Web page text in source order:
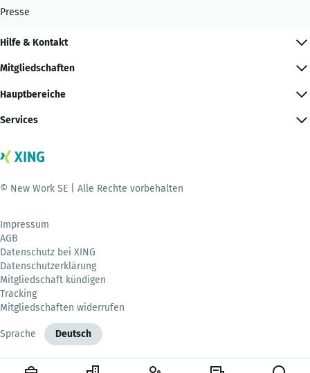
Presse
Hilfe & Kontakt
Mitgliedschaften
Hauptbereiche
Services
© New Work SE | Alle Rechte vorbehalten
Impressum
AGB
Datenschutz bei XING
Datenschutzerklärung
Mitgliedschaft kündigen
Tracking
Mitgliedschaften widerrufen
Sprache Deutsch